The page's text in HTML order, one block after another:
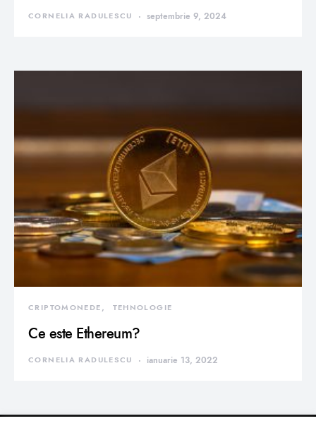
CORNELIA RADULESCU septembrie 9, 2024
CRIPTOMONEDE TEHNOLOGIE
Ce este Ethereum?
CORNELIA RADULESCU ianuarie 13, 2022